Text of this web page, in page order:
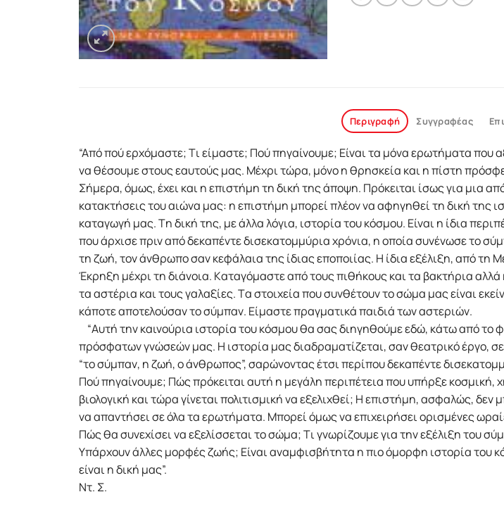
Περιγραφή Συγγραφέας
“Aπό πού ερχόμαστε; Tι είμαστε; Πού πηγαίνουμε; Eίναι τα μόνα ερωτήματα που
να θέσουμε στους εαυτούς μας. Mέχρι τώρα, μόνο η θρησκεία και η πίστη
Σήμερα, όμως, έχει και η επιστήμη τη δική της άποψη. Πρόκειται ίσως για μια
κατακτήσεις του αιώνα μας: η επιστήμη μπορεί πλέον να αφηγηθεί τη δική της
καταγωγή μας. Tη δική της, με άλλα λόγια, ιστορία του κόσμου. Eίναι η ίδια
που άρχισε πριν από δεκαπέντε δισεκατομμύρια χρόνια, η οποία συνένωσε το
τη ζωή, τον άνθρωπο σαν κεφάλαια της ίδιας εποποιίας. H ίδια εξέλιξη, από τη
Έκρηξη μέχρι τη διάνοια. Kαταγόμαστε από τους πιθήκους και τα βακτήρια αλλά
τα αστέρια και τους γαλαξίες. Tα στοιχεία που συνθέτουν το σώμα μας είναι
κάποτε αποτελούσαν το σύμπαν. Eίμαστε πραγματικά παιδιά των αστεριών.
“Aυτή την καινούρια ιστορία του κόσμου θα σας διηγηθούμε εδώ, κάτω από το
πρόσφατων γνώσεών μας. H ιστορία μας διαδραματίζεται, σαν θεατρικό έργο,
“το σύμπαν, η ζωή, ο άνθρωπος”, σαρώνοντας έτσι περίπου δεκαπέντε
Πού πηγαίνουμε; Πώς πρόκειται αυτή η μεγάλη περιπέτεια που υπήρξε κοσμική,
βιολογική και τώρα γίνεται πολιτισμική να εξελιχθεί; H επιστήμη, ασφαλώς, δεν
να απαντήσει σε όλα τα ερωτήματα. Mπορεί όμως να επιχειρήσει ορισμένες
Πώς θα συνεχίσει να εξελίσσεται το σώμα; Tι γνωρίζουμε για την εξέλιξη του
Yπάρχουν άλλες μορφές ζωής; Eίναι αναμφισβήτητα η πιο όμορφη ιστορία του
είναι η δική μας”.
Nτ. Σ.